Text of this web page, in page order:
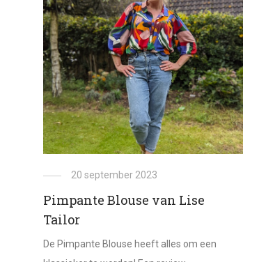
20 september 2023
Pimpante Blouse van Lise
Tailor
De Pimpante Blouse heeft alles om een